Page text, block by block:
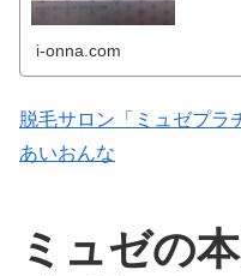
i-onna.com
脱毛サロン「ミュゼプラ
あいおんな
ミュゼの